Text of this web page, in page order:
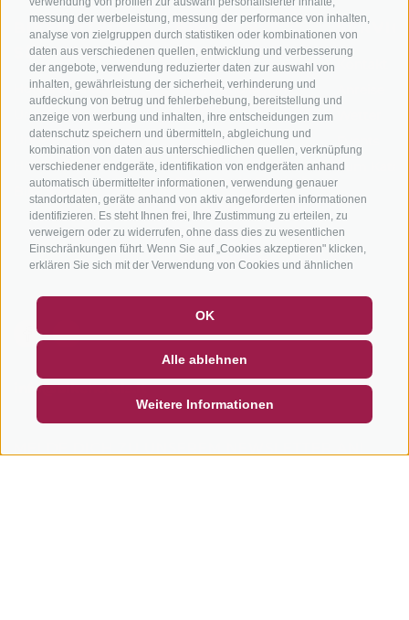
messung der werbeleistung, messung der performance von inhalten,
analyse von zielgruppen durch statistiken oder kombinationen von
daten aus verschiedenen quellen, entwicklung und verbesserung
der angebote, verwendung reduzierter daten zur auswahl von
inhalten, gewährleistung der sicherheit, verhinderung und
aufdeckung von betrug und fehlerbehebung, bereitstellung und
anzeige von werbung und inhalten, ihre entscheidungen zum
datenschutz speichern und übermitteln, abgleichung und
kombination von daten aus unterschiedlichen quellen, verknüpfung
verschiedener endgeräte, identifikation von endgeräten anhand
automatisch übermittelter informationen, verwendung genauer
standortdaten, geräte anhand von aktiv angeforderten informationen
identifizieren. Es steht Ihnen frei, Ihre Zustimmung zu erteilen, zu
verweigern oder zu widerrufen, ohne dass dies zu wesentlichen
Einschränkungen führt. Wenn Sie auf „Cookies akzeptieren" klicken,
erklären Sie sich mit der Verwendung von Cookies und ähnlichen
verwalten", um Ihre Auswahl anzupassen oder „Alle ablehnen", um
ohne Cookies fortzufahren, die nicht unbedingt erforderlich sind. Sie
können Ihre Einstellungen jederzeit ändern, indem Sie auf den Link
„Cookie-Einstellungen" unten auf der Seite oder auf das
Schildsymbol unten links klicken. Ihre Einstellungen gelten nur für
das verwendete Gerät.
OK
Alle ablehnen
Weitere Informationen
NEWSLETTER
SOCIAL WALL WETTER
BIKEHOTELS
SÜDTIROL
Hotels & Pakete
Urlaubspakete
Unsere Gutscheine
Hot Deals
Bike & Work
BIKEN IN
SÜDTIROL
Mountainbiken in
Südtirol
Rennradfahren in
Südtirol
Radwege in Südtirol
Bikeshops & Verleihe
Bike-Schulen
Tourenzentrale
Zum
info@bikehotels.it